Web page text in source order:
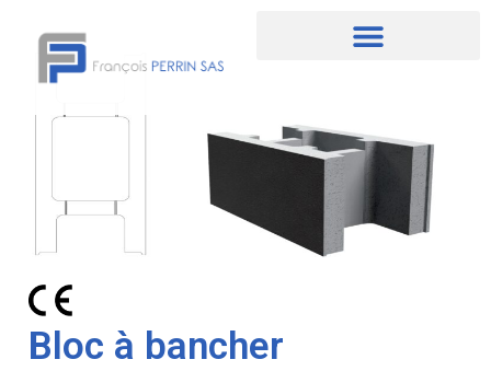
contenu
Bloc à bancher